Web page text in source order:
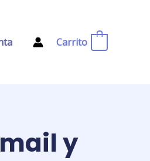
Carrito
y